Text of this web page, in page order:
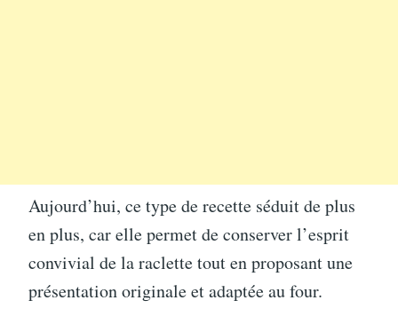
Aujourd’hui, ce type de recette séduit de plus
en plus, car elle permet de conserver l’esprit
convivial de la raclette tout en proposant une
présentation originale et adaptée au four.